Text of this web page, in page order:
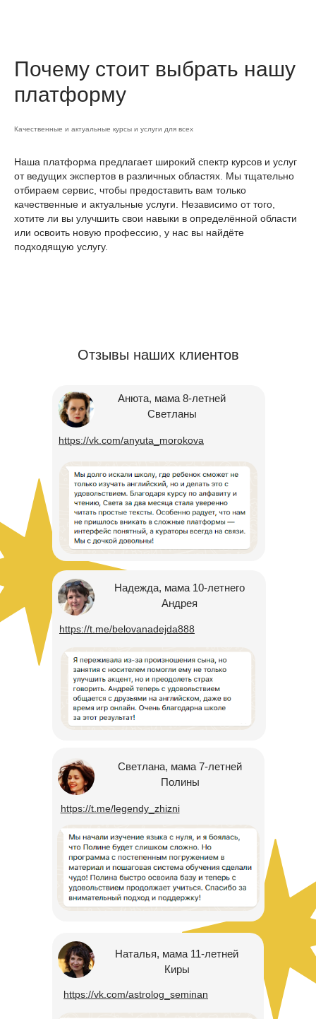
Почему стоит выбрать нашу
платформу
Качественные и актуальные курсы и услуги для всех
Наша платформа предлагает широкий спектр курсов и услуг
от ведущих экспертов в различных областях. Мы тщательно
отбираем сервис, чтобы предоставить вам только
качественные и актуальные услуги. Независимо от того,
хотите ли вы улучшить свои навыки в определённой области
или освоить новую профессию, у нас вы найдёте
подходящую услугу.
Отзывы наших клиентов
Анюта, мама 8-летней
Светланы
Наталья, мама 11-летней
Киры
Надежда, мама 10-летнего
Андрея
Светлана, мама 7-летней
Полины
https://vk.com/astrolog_seminan
https://vk.com/anyuta_morokova
https://t.me/legendy_zhizni
https://t.me/belovanadejda888